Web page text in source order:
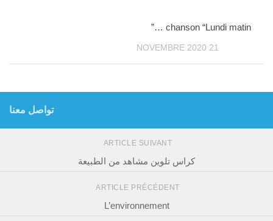
chanson “Lundi matin …”
21 NOVEMBRE 2020
تواصل معنا
ARTICLE SUIVANT
كراس تلوين مشاهد من الطبيعة
ARTICLE PRÉCÉDENT
L’environnement